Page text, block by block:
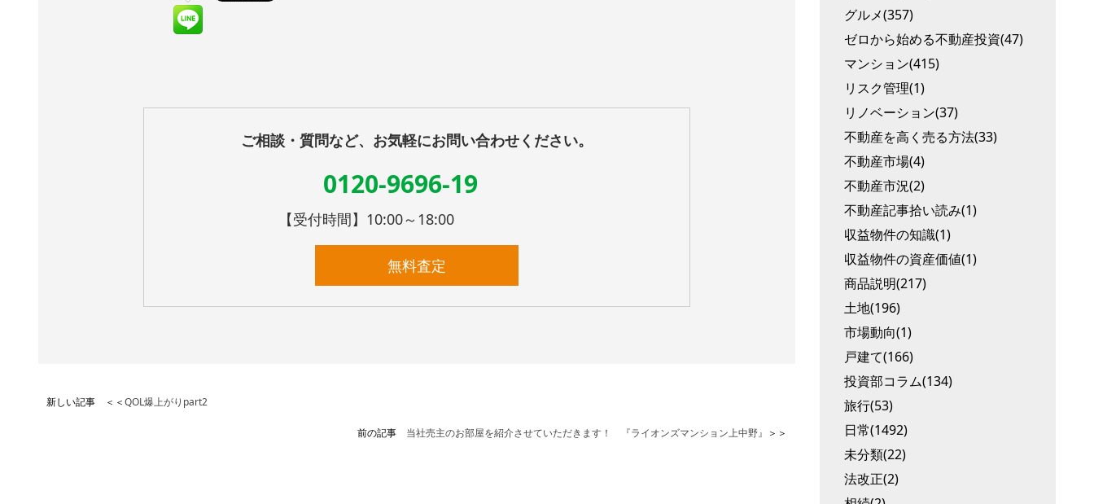
ご相談・質問など、お気軽にお問い合わせください。
0120-9696-19
【受付時間】10:00～18:00
無料査定
新しい記事 ＜＜QOL爆上がりpart2
前の記事 当社売主のお部屋を紹介させていただきます！ 『ライオンズマンション上中野』 ＞＞
グルメ(357)
ゼロから始める不動産投資(47)
マンション(415)
リスク管理(1)
リノベーション(37)
不動産を高く売る方法(33)
不動産市場(4)
不動産市況(2)
不動産記事拾い読み(1)
収益物件の知識(1)
収益物件の資産価値(1)
商品説明(217)
土地(196)
市場動向(1)
戸建て(166)
投資部コラム(134)
旅行(53)
日常(1492)
未分類(22)
法改正(2)